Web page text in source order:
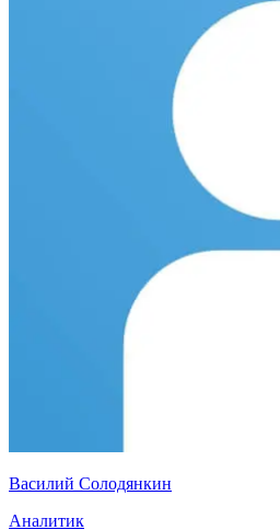
Василий Солодянкин
Аналитик